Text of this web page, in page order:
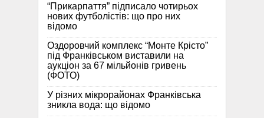
“Прикарпаття” підписало чотирьох
нових футболістів: що про них
відомо
Оздоровчий комплекс “Монте Крісто”
під Франківськом виставили на
аукціон за 67 мільйонів гривень
(ФОТО)
У різних мікрорайонах Франківська
зникла вода: що відомо